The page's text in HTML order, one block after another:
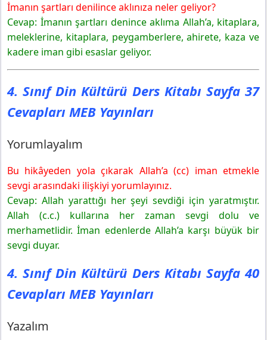
4. Sınıf Din Kültürü Ders Kitabı Sayfa 40 Cevapları MEB
Yayınları
Yazalım
İslam’ın Şartları
Listeleyelim
Bulalım
İmanın şartları denilince aklınıza neler geliyor?
Cevap: İmanın şartları denince aklıma Allah’a, kitaplara,
meleklerine, kitaplara, peygamberlere, ahirete, kaza ve
kadere iman gibi esaslar geliyor.
4. Sınıf Din Kültürü Ders Kitabı Sayfa 37
Cevapları MEB Yayınları
Yorumlayalım
Bu hikâyeden yola çıkarak Allah’a (cc) iman etmekle
sevgi arasındaki ilişkiyi yorumlayınız.
Cevap: Allah yarattığı her şeyi sevdiği için yaratmıştır.
Allah (c.c.) kullarına her zaman sevgi dolu ve
merhametlidir. İman edenlerde Allah’a karşı büyük bir
sevgi duyar.
4. Sınıf Din Kültürü Ders Kitabı Sayfa 40
Cevapları MEB Yayınları
Yazalım